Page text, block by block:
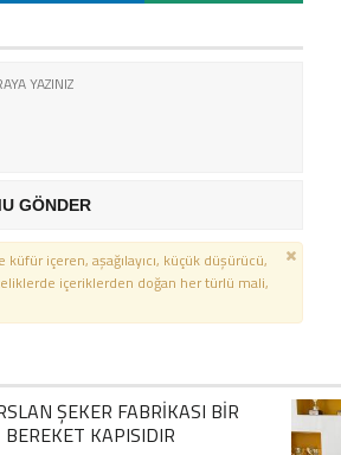
GÖNDER
içeren, aşağılayıcı, küçük düşürücü,
içeriklerden doğan her türlü mali,